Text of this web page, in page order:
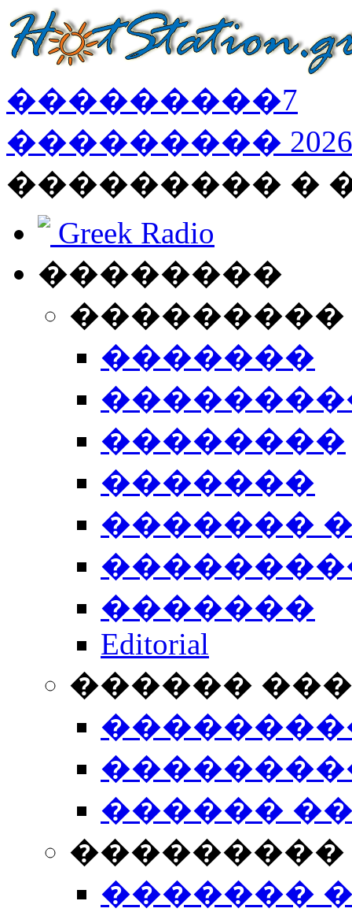
���������7
��������� 2026
��������� �
Greek Radio
��������
�������
��������
�������
�������
�������
Editorial
������
������
���������
�������